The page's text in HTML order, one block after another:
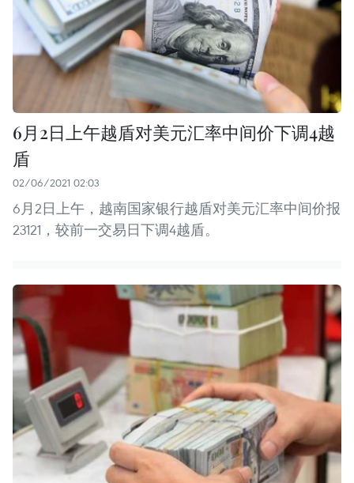
6月2日上午越盾对美元汇率中间价下调4越
盾
02/06/2021 02:03
6月2日上午，越南国家银行越盾对美元汇率中间价报
23121，较前一交易日下调4越盾。